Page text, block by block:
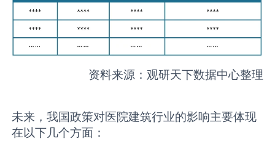
资料来源：观研天下数据中心整理
未来，我国政策对医院建筑行业的影响主要体现
在以下几个方面：